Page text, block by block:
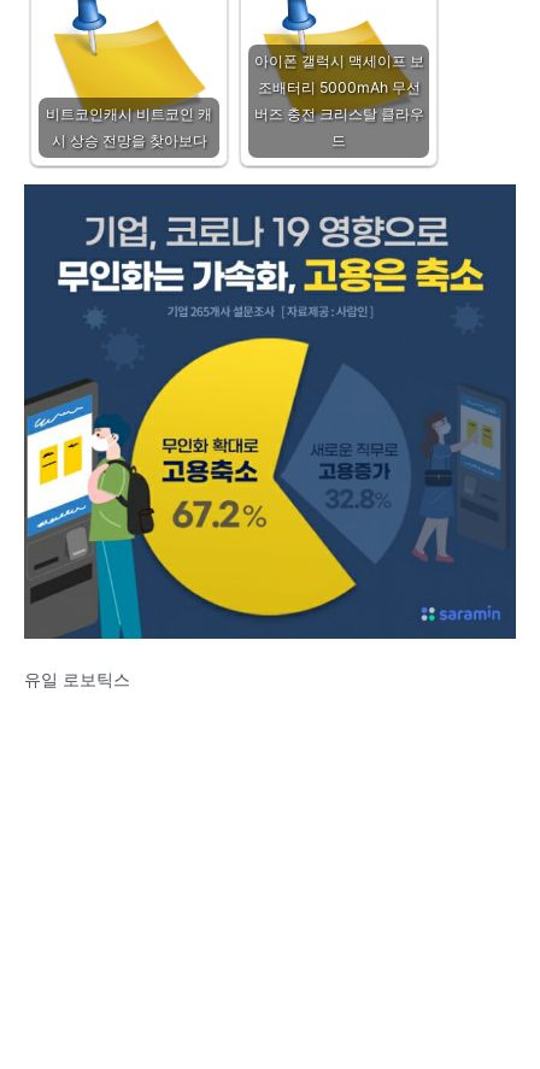
비트코인캐시 비트코인 캐
시 상승 전망을 찾아보다
아이폰 갤럭시 맥세이프 보
조배터리 5000mAh 무선
버즈 충전 크리스탈 클라우
드
유일 로보틱스